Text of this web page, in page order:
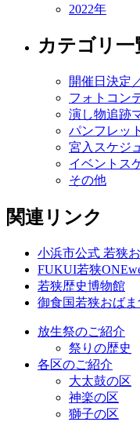
2022年
カテゴリ一
開催日決定
フォトコン
演し物追跡
パンフレッ
宮入スケジ
イベントス
その他
関連リンク
小浜市公式 若狭
FUKUI若狭
若狭歴史博物館
御食国若狭おば
放生祭のご紹介
祭りの歴史
各区のご紹介
大太鼓の区
神楽の区
獅子の区